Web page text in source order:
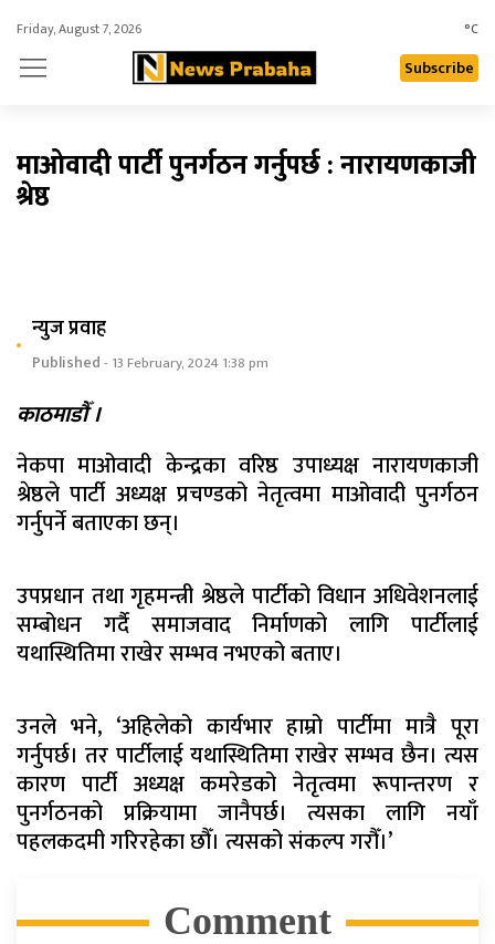
Friday, August 7, 2026 °C
Subscribe
माओवादी पार्टी पुनर्गठन गर्नुपर्छ : नारायणकाजी
श्रेष्ठ
न्युज प्रवाह
Published- 13 February, 2024 1:38 pm
काठमाडौँ ।
नेकपा माओवादी केन्द्रका वरिष्ठ उपाध्यक्ष नारायणकाजी
श्रेष्ठले पार्टी अध्यक्ष प्रचण्डको नेतृत्वमा माओवादी पुनर्गठन
गर्नुपर्ने बताएका छन्।
उपप्रधान तथा गृहमन्त्री श्रेष्ठले पार्टीको विधान अधिवेशनलाई
सम्बोधन गर्दै समाजवाद निर्माणको लागि पार्टीलाई
यथास्थितिमा राखेर सम्भव नभएको बताए।
उनले भने, ‘अहिलेको कार्यभार हाम्रो पार्टीमा मात्रै पूरा
गर्नुपर्छ। तर पार्टीलाई यथास्थितिमा राखेर सम्भव छैन। त्यस
कारण पार्टी अध्यक्ष कमरेडको नेतृत्वमा रूपान्तरण र
पुनर्गठनको प्रक्रियामा जानैपर्छ। त्यसका लागि नयाँ
पहलकदमी गरिरहेका छौँ। त्यसको संकल्प गरौँ।’
Comment